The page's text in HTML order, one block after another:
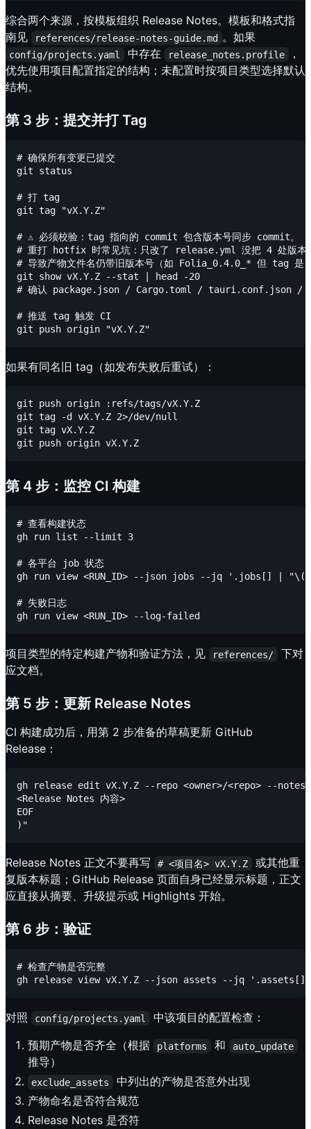
综合两个来源，按模板组织 Release Notes。模板和格式指
南见
references/release-notes-guide.md 。如果
config/projects.yaml 中存在 release_notes.profile
，
优先使用项目配置指定的结构；未配置时按项目类型选择默认
结构。
第 3 步：提交并打 Tag
# 确保所有变更已提交
git status
# 打 tag
git tag "vX.Y.Z"
# ⚠️ 必须校验：tag 指向的 commit 包含版本号同步 commit。
# 重打 hotfix 时常见坑：只改了 release.yml 没把 4 处版本
# 导致产物文件名仍带旧版本号（如 Folia_0.4.0_* 但 tag 是
git show vX.Y.Z --stat | head -20
# 确认 package.json / Cargo.toml / tauri.conf.json /
# 推送 tag 触发 CI
如果有同名旧 tag（如发布失败后重试）：
git push origin :refs/tags/vX.Y.Z
git tag -d vX.Y.Z 2>/dev/null
git tag vX.Y.Z
第 4 步：监控 CI 构建
# 查看构建状态
gh run list --limit 3
# 各平台 job 状态
gh run view <RUN_ID> --json jobs --jq '.jobs[] |
# 失败日志
项目类型的特定构建产物和验证方法，见 references/
下对
应文档。
第 5 步：更新 Release Notes
CI 构建成功后，用第 2 步准备的草稿更新 GitHub
Release：
gh release edit vX.Y.Z --repo <owner>/<repo> --notes
<Release Notes 内容>
EOF
Release Notes 正文不要再写 # <项目名> vX.Y.Z
或其他重
复版本标题；GitHub Release 页面自身已经显示标题，正文
应直接从摘要、升级提示或 Highlights 开始。
第 6 步：验证
# 检查产物是否完整
对照 config/projects.yaml
中该项目的配置检查：
预期产物是否齐全（根据
platforms 和 auto_update
推导）
exclude_assets
中列出的产物是否意外出现
产物命名是否符合规范
Release Notes 是否符